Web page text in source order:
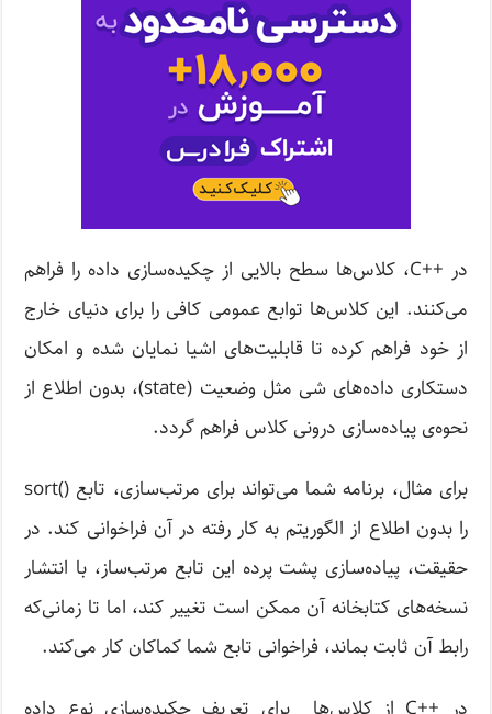
در ++C، کلاس‌ها سطح بالایی از چکیده‌سازی داده را فراهم
می‌کنند. این کلاس‌ها توابع عمومی‌ کافی را برای دنیای خارج
از خود فراهم کرده تا قابلیت‌های اشیا نمایان شده و امکان
دستکاری داده‌های شی مثل وضعیت (state)، بدون اطلاع از
نحوه‌ی پیاده‌سازی درونی کلاس فراهم گردد.
برای مثال، برنامه شما می‌تواند برای مرتب‌سازی، تابع ()sort
را بدون اطلاع از الگوریتم به کار رفته در آن فراخوانی کند. در
حقیقت، پیاده‌سازی پشت پرده این تابع مرتب‌ساز، با انتشار
نسخه‌های کتابخانه آن ممکن است تغییر کند، اما تا زمانی‌که
رابط آن ثابت بماند، فراخوانی تابع شما کماکان کار می‌کند.